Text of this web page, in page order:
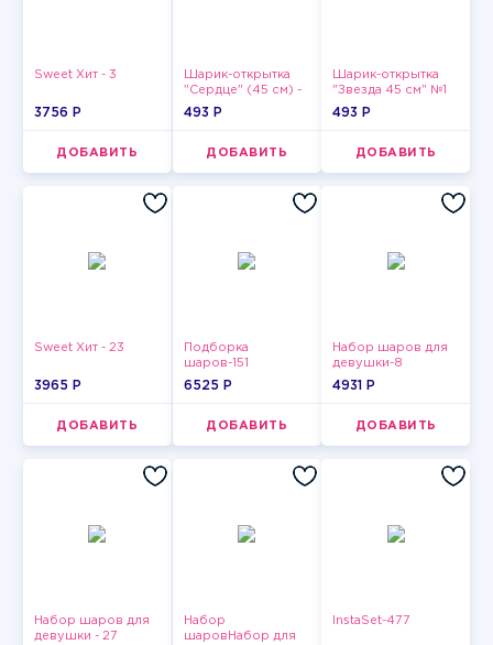
Sweet Хит - 3
3756 P
ДОБАВИТЬ
Шарик-открытка
"Сердце" (45 см) -
2
493 P
ДОБАВИТЬ
Шарик-открытка
"Звезда 45 см" №1
493 P
ДОБАВИТЬ
Sweet Хит - 23
3965 P
ДОБАВИТЬ
Подборка
шаров-151
6525 P
ДОБАВИТЬ
Набор шаров для
девушки-8
4931 P
ДОБАВИТЬ
Набор шаров для
девушки - 27
Набор
шаровНабор для
InstaSet-477